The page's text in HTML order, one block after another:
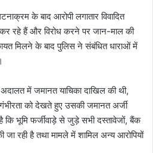
के बाद आरोपी लगातार विवादित
रहे हैं और विरोध करने पर जान-माल की
मिलने के बाद पुलिस ने संबंधित धाराओं में
में जमानत याचिका दाखिल की थी,
को देखते हुए उसकी जमानत अर्जी
भूमि फर्जीवाड़े से जुड़े सभी दस्तावेजों, बैंक
जा रही है तथा मामले में शामिल अन्य आरोपियों